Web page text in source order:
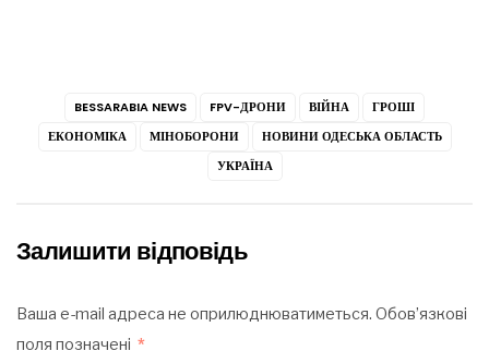
BESSARABIA NEWS FPV-ДРОНИ ВІЙНА
ГРОШІ
ЕКОНОМІКА
МІНОБОРОНИ
НОВИНИ ОДЕСЬКА ОБЛАСТЬ
УКРАЇНА
Залишити відповідь
Ваша e-mail адреса не оприлюднюватиметься. Обов’язкові
поля позначені *